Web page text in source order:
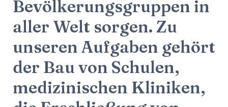
Bevölkerungsgruppen in
aller Welt sorgen. Zu
unseren Aufgaben gehört
der Bau von Schulen,
medizinischen Kliniken,